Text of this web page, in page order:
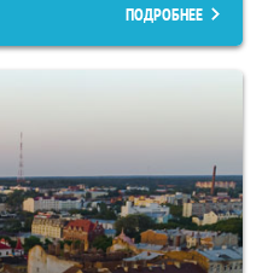
ПОДРОБНЕЕ